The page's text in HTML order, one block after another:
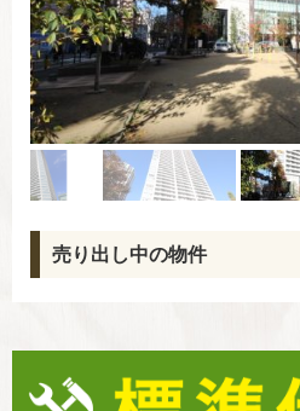
売り出し中の物件